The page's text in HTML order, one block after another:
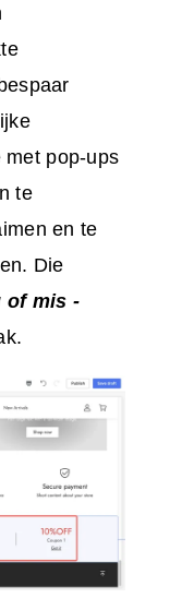
met pop-ups
te
en te
Die
mis -